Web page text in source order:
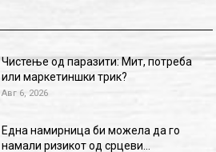
Чистење од паразити: Мит, потреба
или маркетиншки трик?
Авг 6, 2026
Една намирница би можела да го
намали ризикот од срцеви…